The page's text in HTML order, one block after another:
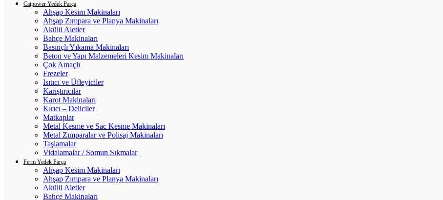
Catpower Yedek Parça
Ahşap Kesim Makinaları
Ahşap Zımpara ve Planya Makinaları
Akülü Aletler
Bahçe Makinaları
Basınçlı Yıkama Makinaları
Beton ve Yapı Malzemeleri Kesim Makinaları
Çok Amaçlı
Frezeler
Isıtıcı ve Üfleyiciler
Karıştırıcılar
Karot Makinaları
Kırıcı – Deliciler
Matkaplar
Metal Kesme ve Sac Kesme Makinaları
Metal Zımparalar ve Polisaj Makinaları
Taşlamalar
Vidalamalar / Somun Sıkmalar
Ferm Yedek Parça
Ahşap Kesim Makinaları
Ahşap Zımpara ve Planya Makinaları
Akülü Aletler
Bahçe Makinaları